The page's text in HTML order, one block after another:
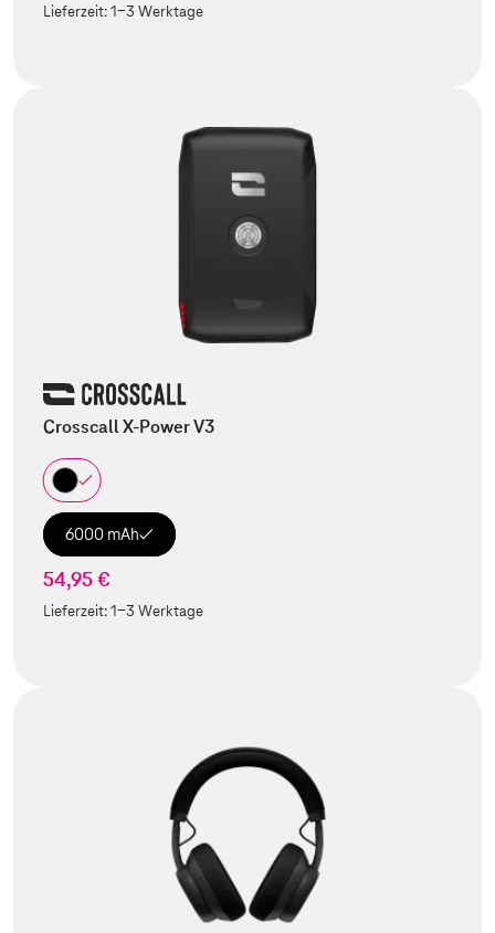
Lieferzeit:1-3 Werktage
Crosscall X-Power V3
6000 mAh
54,95 €
Lieferzeit:1-3 Werktage